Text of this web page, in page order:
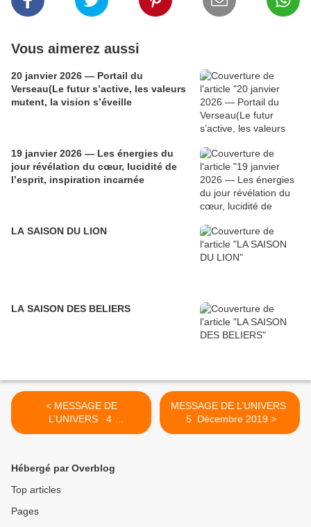
Vous aimerez aussi
20 janvier 2026 — Portail du
Verseau(Le futur s’active, les valeurs
mutent, la vision s’éveille
19 janvier 2026 — Les énergies du
jour révélation du cœur, lucidité de
l’esprit, inspiration incarnée
LA SAISON DU LION
LA SAISON DES BELIERS
< MESSAGE DE
L’UNIVERS 4
Décembre 2019
MESSAGE DE L’UNIVERS
5 Décembre 2019 >
Hébergé par Overblog
Top articles
Pages